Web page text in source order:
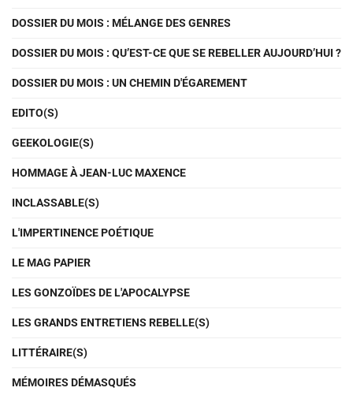
DOSSIER DU MOIS : MÉLANGE DES GENRES
DOSSIER DU MOIS : QU’EST-CE QUE SE REBELLER AUJOURD’HUI ?
DOSSIER DU MOIS : UN CHEMIN D'ÉGAREMENT
EDITO(S)
GEEKOLOGIE(S)
HOMMAGE À JEAN-LUC MAXENCE
INCLASSABLE(S)
L'IMPERTINENCE POÉTIQUE
LE MAG PAPIER
LES GONZOÏDES DE L'APOCALYPSE
LES GRANDS ENTRETIENS REBELLE(S)
LITTÉRAIRE(S)
MÉMOIRES DÉMASQUÉS